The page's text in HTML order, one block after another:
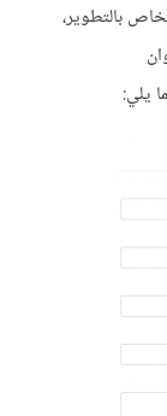
بالتطوير،
يلي: